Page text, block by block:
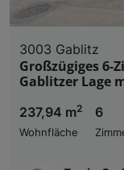
3003 Gablitz
Großzügiges
Gablitzer Lage
237,94 m2
Wohnfläche
6